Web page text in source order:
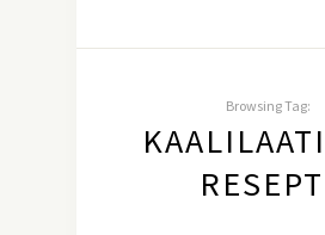
Browsing Tag: